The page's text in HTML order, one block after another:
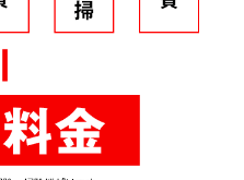
したにもかかわらず
りの時は、ぜひ当社